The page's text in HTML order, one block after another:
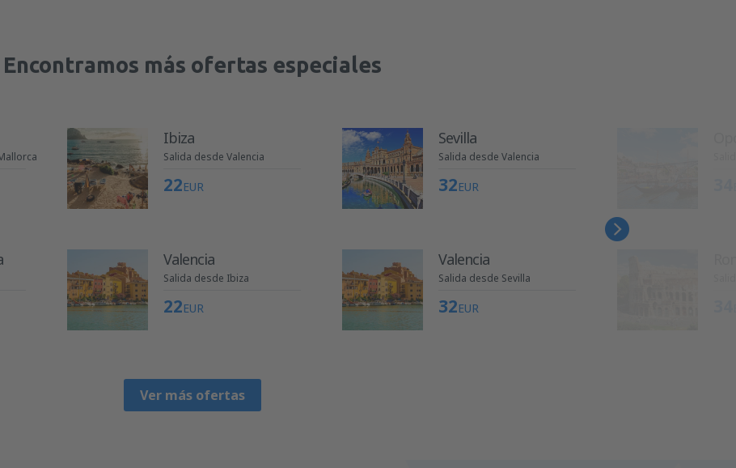
Encontramos más ofertas especiales
Ibiza
Salida desde Valencia
22EUR
Valencia
Salida desde Ibiza
22EUR
Sevilla
Salida desde Valencia
32EUR
Valencia
Salida desde Sevilla
32EUR
Ver más ofertas